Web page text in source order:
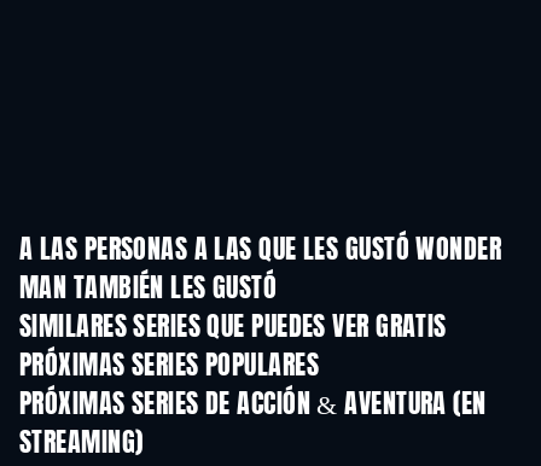
A LAS PERSONAS A LAS QUE LES GUSTÓ WONDER
MAN TAMBIÉN LES GUSTÓ
SIMILARES SERIES QUE PUEDES VER GRATIS
TV TV
PRÓXIMAS SERIES POPULARES
TV
PRÓXIMAS SERIES DE ACCIÓN & AVENTURA (EN
STREAMING)Temporada 2